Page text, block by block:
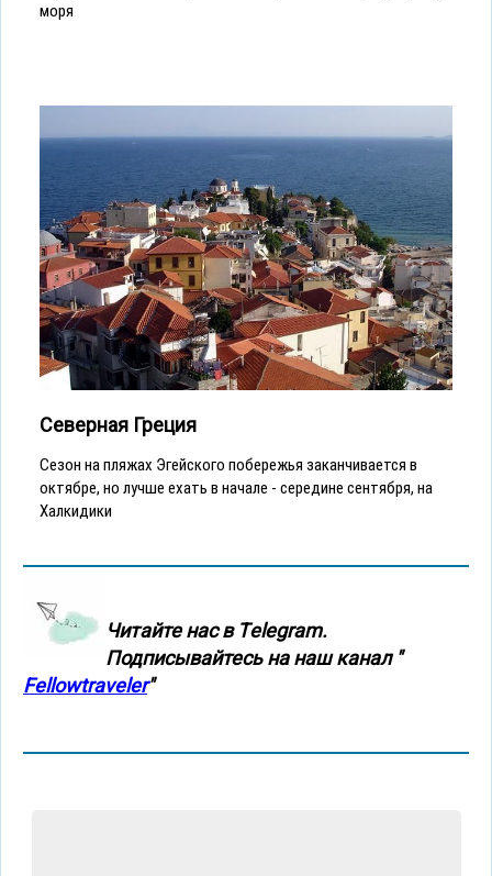
моря
Северная Греция
Сезон на пляжах Эгейского побережья заканчивается в
октябре, но лучше ехать в начале - середине сентября, на
Халкидики
Читайте нас в Тelegram.
Подписывайтесь на наш канал "
Fellowtraveler"